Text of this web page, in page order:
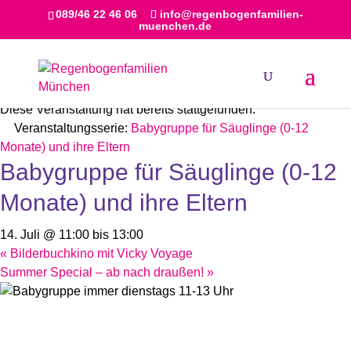
089/46 22 46 06
info@regenbogenfamilien-
muenchen.de
« Alle Veranstaltungen
Diese Veranstaltung hat bereits stattgefunden.
Veranstaltungsserie: Babygruppe für Säuglinge (0-12
Monate) und ihre Eltern
Babygruppe für Säuglinge (0-12
Monate) und ihre Eltern
14. Juli @ 11:00 bis 13:00
« Bilderbuchkino mit Vicky Voyage
Summer Special – ab nach draußen! »